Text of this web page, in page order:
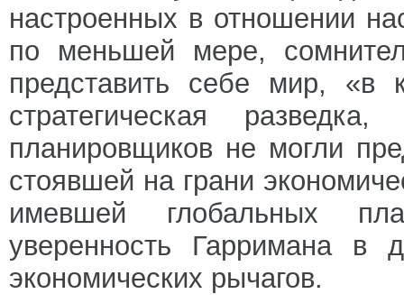
настроенных в отношении
по меньшей мере,
представить себе мир, «в
стратегическая
планировщиков не могли
стоявшей на грани
имевшей глобальных
уверенность Гарримана в
экономических рычагов.